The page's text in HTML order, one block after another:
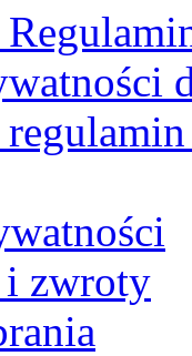
i zwroty